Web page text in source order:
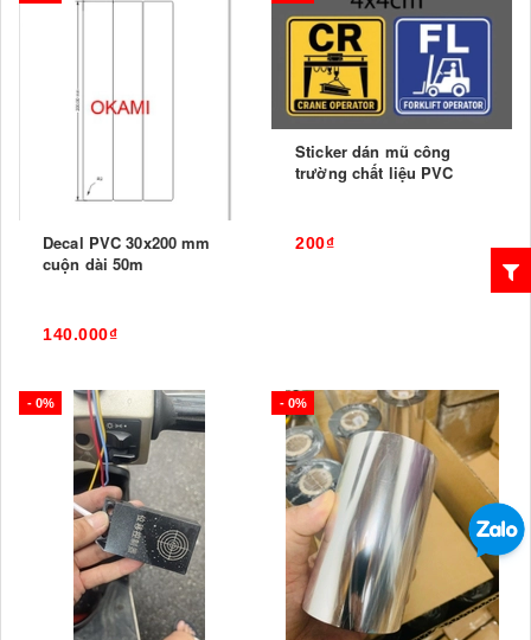
Decal PVC 30x200 mm
cuộn dài 50m
140.000₫
Sticker dán mũ công
trường chất liệu PVC
200₫
- 0% - 0%